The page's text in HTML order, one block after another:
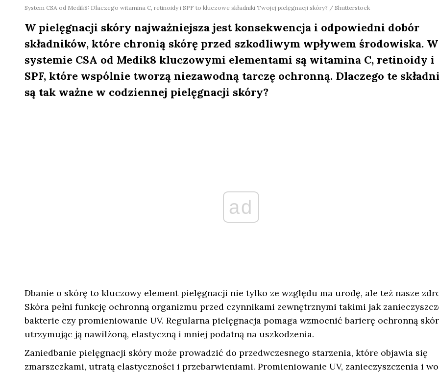
System CSA od Medik8: Dlaczego witamina C, retinoidy i SPF to kluczowe składniki Twojej pielęgnacji skóry? / Shutterstock
W pielęgnacji skóry najważniejsza jest konsekwencja i odpowiedni dobór
składników, które chronią skórę przed szkodliwym wpływem środowiska. W
systemie CSA od Medik8 kluczowymi elementami są witamina C, retinoidy i
SPF, które wspólnie tworzą niezawodną tarczę ochronną. Dlaczego te
są tak ważne w codziennej pielęgnacji skóry?
ad
Dbanie o skórę to kluczowy element pielęgnacji nie tylko ze względu ma urodę, ale też nasze
Skóra pełni funkcję ochronną organizmu przed czynnikami zewnętrznymi takimi jak
bakterie czy promieniowanie UV. Regularna pielęgnacja pomaga wzmocnić barierę ochronną
utrzymując ją nawilżoną, elastyczną i mniej podatną na uszkodzenia.
Zaniedbanie pielęgnacji skóry może prowadzić do przedwczesnego starzenia, które objawia się
zmarszczkami, utratą elastyczności i przebarwieniami. Promieniowanie UV, zanieczyszczenia i